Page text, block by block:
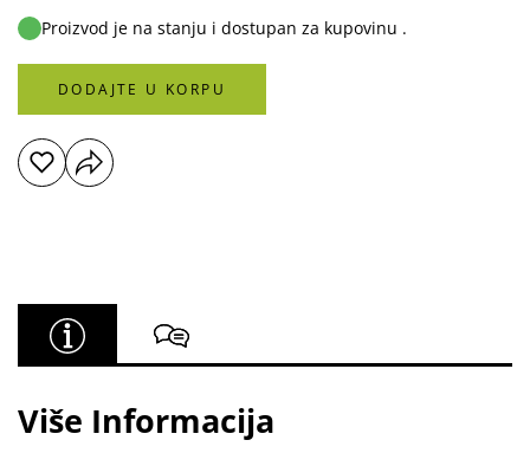
Proizvod je na stanju i dostupan za kupovinu .
DODAJTE U KORPU
Više Informacija